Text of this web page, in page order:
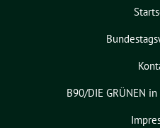
B90/DIE GRÜNEN